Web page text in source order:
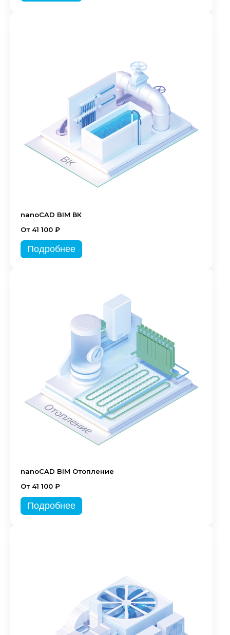
nanoCAD BIM ВК
От 41 100 ₽
Подробнее
nanoCAD BIM Отопление
От 41 100 ₽
Подробнее